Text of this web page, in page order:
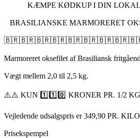
KÆMPE KØDKUP I DIN LOKALE
BRASILIANSKE MARMORERET
Marmoreret oksefilet af Brasiliansk
Vægt mellem 2,0 til 2,5 kg.
⚠️⚠️ KUN 1️⃣1️⃣0️⃣ KRONER PR. 1/2
Vejledende udsalgspris er 349,90 PR.
Prisekspempel